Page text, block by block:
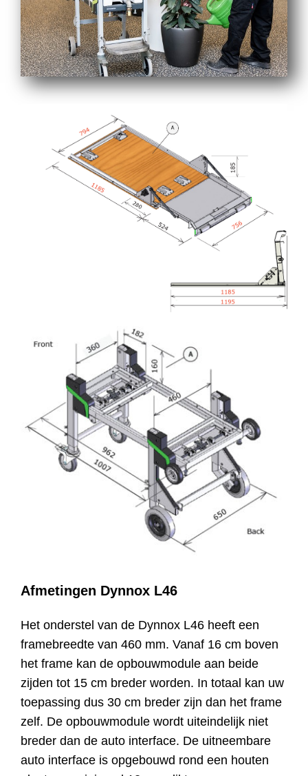
Afmetingen Dynnox L46
Het onderstel van de Dynnox L46 heeft een
framebreedte van 460 mm. Vanaf 16 cm boven
het frame kan de opbouwmodule aan beide
zijden tot 15 cm breder worden. In totaal kan uw
toepassing dus 30 cm breder zijn dan het frame
zelf. De opbouwmodule wordt uiteindelijk niet
breder dan de auto interface. De uitneembare
auto interface is opgebouwd rond een houten